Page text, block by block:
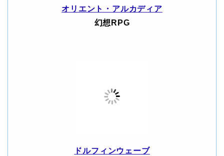
オリエント・アルカディア
幻想RPG
ドルフィンウェーブ